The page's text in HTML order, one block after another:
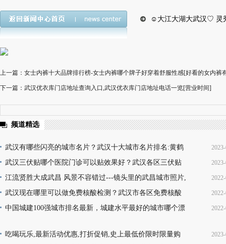
☺大江大湖大武汉♡ 灵
上一篇：女士内裤十大品牌排行榜-女士内裤哪个牌子好穿着舒服性感[好看的女内裤
下一篇：武汉优衣库门店地址查询入口,武汉优衣库门店地址电话一览[营业时间]
频道精选
武汉有哪些闪亮的城市名片？武汉十大城市名片排名:黄鹤
楼热干面无人不知无人不晓
武汉三伏贴哪个医院门诊可以贴效果好？武汉各区三伏贴
医院门诊名单地址(就诊时间+门诊地点+价格查询+预
江流贤胜大成武昌 风景不容错过---镜头里的武昌城市照片,
韵味十足又充满活力
武汉现在哪里可以做免费核酸检测？武汉市各区免费核酸
检测地点位置咨询电话及时间(部分24小时检测)
中国城建100强城市排名最新，城建水平最好的城市哪个漂
吃喝玩乐,最新活动优惠,打折促销,史上最低价限时限量购